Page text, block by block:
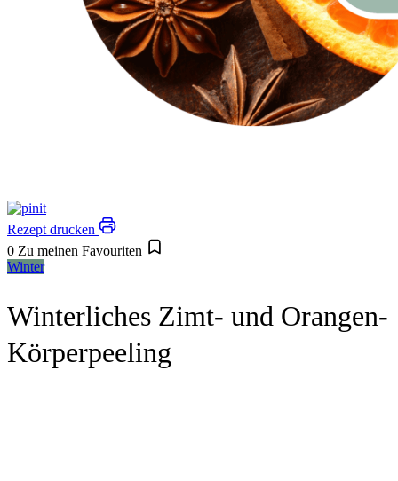
Rezept drucken
0 Zu meinen Favouriten
Winter
Winterliches Zimt- und Orangen-
Körperpeeling